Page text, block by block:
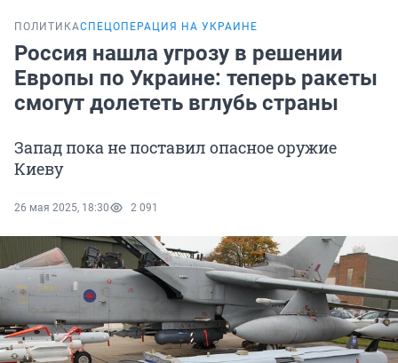
ПОЛИТИКАСПЕЦОПЕРАЦИЯ НА УКРАИНЕ
Россия нашла угрозу в решении
Европы по Украине: теперь ракеты
смогут долететь вглубь страны
Запад пока не поставил опасное оружие
Киеву
26 мая 2025, 18:30 2 091